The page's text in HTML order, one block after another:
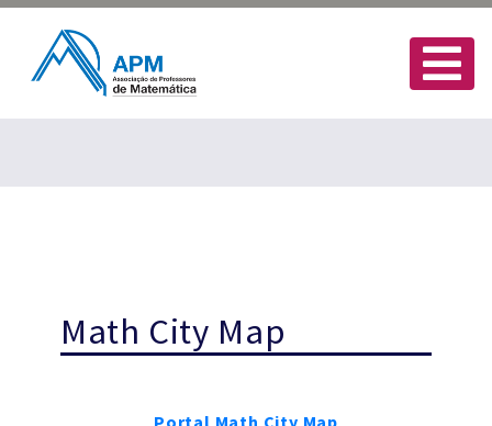
Math City Map
Portal Math City Map